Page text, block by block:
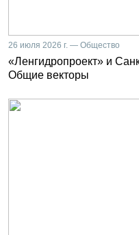
26 июля 2026 г. — Общество
«Ленгидропроект» и
Общие векторы